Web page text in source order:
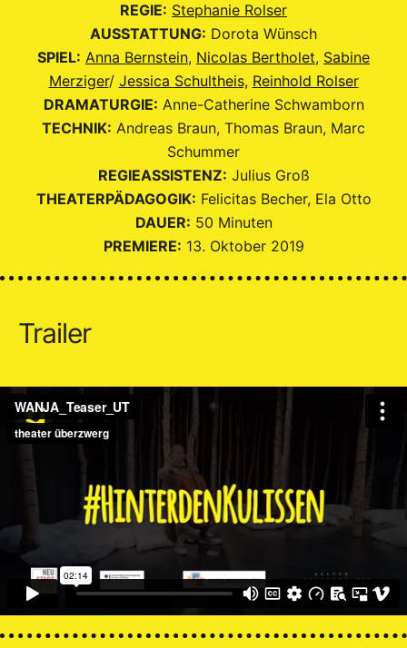
REGIE: Stephanie Rolser
AUSSTATTUNG: Dorota Wünsch
SPIEL: Anna Bernstein, Nicolas Bertholet, Sabine
Merziger/ Jessica Schultheis, Reinhold Rolser
DRAMATURGIE: Anne-Catherine Schwamborn
TECHNIK: Andreas Braun, Thomas Braun, Marc
Schummer
REGIEASSISTENZ: Julius Groß
THEATERPÄDAGOGIK: Felicitas Becher, Ela Otto
DAUER: 50 Minuten
PREMIERE: 13. Oktober 2019
Trailer